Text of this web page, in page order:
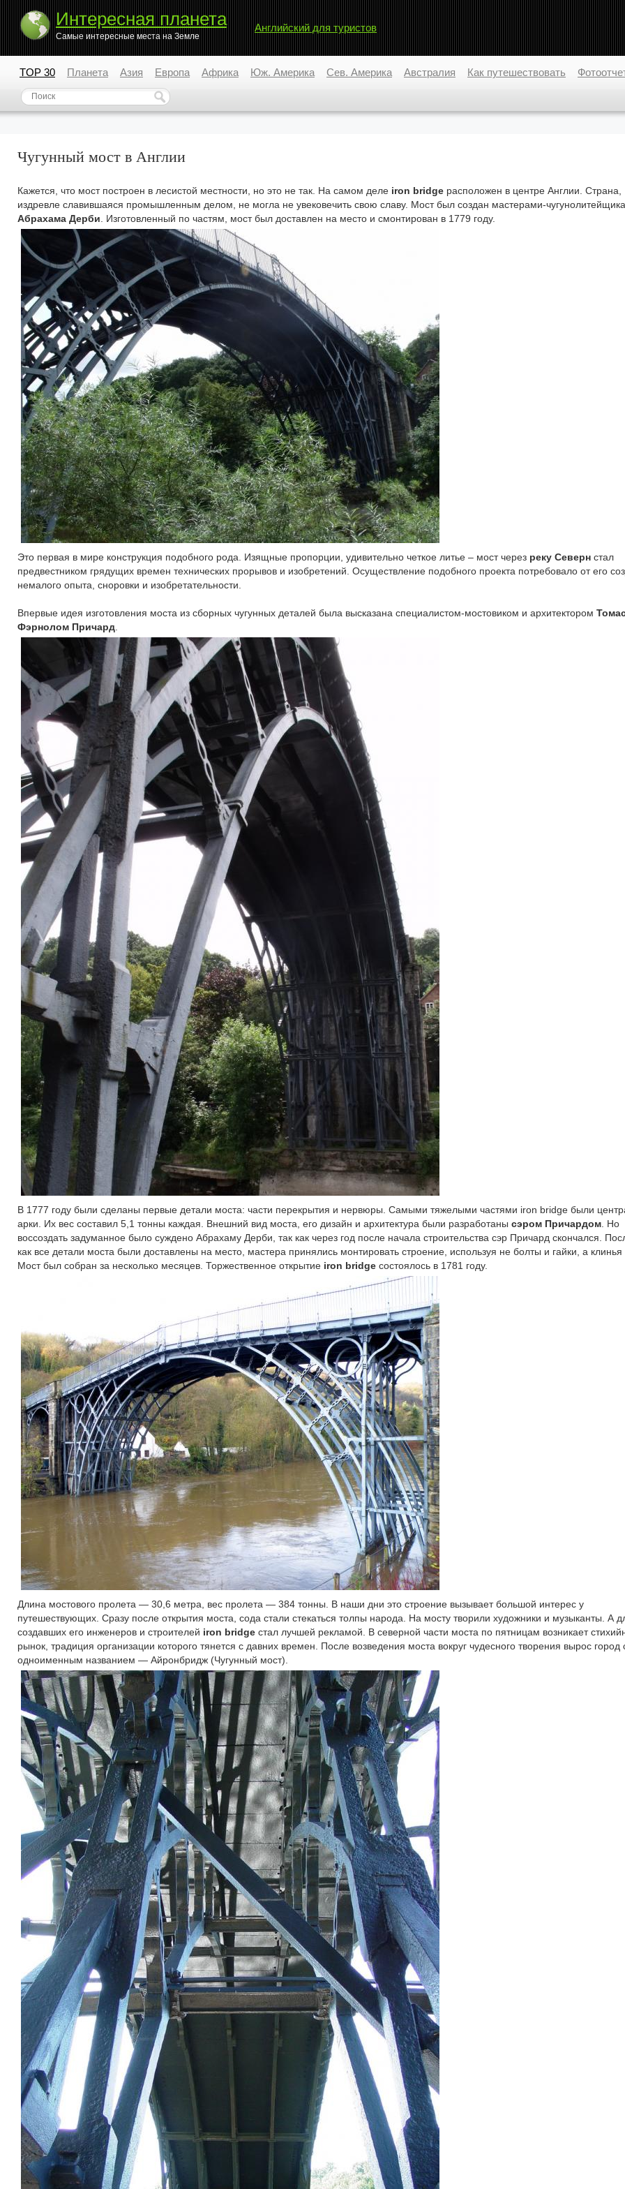
Интересная планета
Самые интересные места на Земле
Английский для туристов
TOP 30 Планета Азия Европа Африка Юж. Америка Сев. Америка Австралия Как путешествовать
Чугунный мост в Англии
Кажется, что мост построен в лесистой местности, но это не так. На самом деле iron bridge расположен в центре Англии. Страна,
издревле славившаяся промышленным делом, не могла не увековечить свою славу. Мост был создан мастерами-
Абрахама Дерби . Изготовленный по частям, мост был доставлен на место и смонтирован в 1779 году.
Это первая в мире конструкция подобного рода. Изящные пропорции, удивительно четкое литье – мост через реку Северн стал
предвестником грядущих времен технических прорывов и изобретений. Осуществление подобного проекта потребовало от его
немалого опыта, сноровки и изобретательности.
Впервые идея изготовления моста из сборных чугунных деталей была высказана специалистом-мостовиком и архитектором
Фэрнолом Причард
В 1777 году были сделаны первые детали моста: части перекрытия и нервюры. Самыми тяжелыми частями iron bridge были
арки. Их вес составил 5,1 тонны каждая. Внешний вид моста, его дизайн и архитектура были разработаны сэром Причардом . Но
воссоздать задуманное было суждено Абрахаму Дерби, так как через год после начала строительства сэр Причард скончался.
как все детали моста были доставлены на место, мастера принялись монтировать строение, используя не болты и гайки, а
Мост был собран за несколько месяцев. Торжественное открытие iron bridge состоялось в 1781 году.
Длина мостового пролета — 30,6 метра, вес пролета — 384 тонны. В наши дни это строение вызывает большой интерес у
путешествующих. Сразу после открытия моста, сода стали стекаться толпы народа. На мосту творили художники и музыканты. А
создавших его инженеров и строителей iron bridge стал лучшей рекламой. В северной части моста по пятницам возникает
рынок, традиция организации которого тянется с давних времен. После возведения моста вокруг чудесного творения вырос город
одноименным названием — Айронбридж (Чугунный мост).